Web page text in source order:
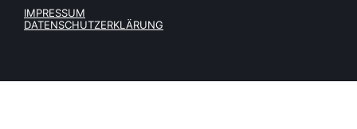
IMPRESSUM
DATENSCHUTZERKLÄRUNG